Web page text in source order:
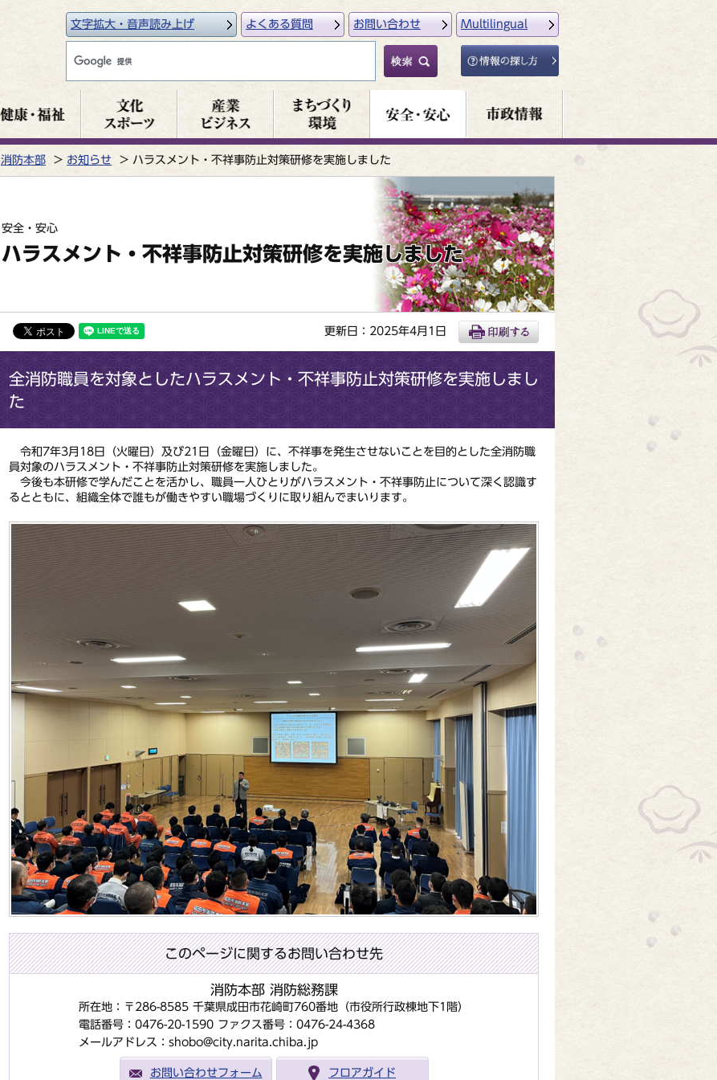
文字拡大・音声読み上げ よくある質問 お問い合わせ Multilingual
消防本部 お知らせ ハラスメント・不祥事防止対策研修を実施しました
安全・安心
ハラスメント・不祥事防止対策研修を実施しました
更新日：2025年4月1日
全消防職員を対象としたハラスメント・不祥事防止対策研修を実施しまし
た
令和7年3月18日（火曜日）及び21日（金曜日）に、不祥事を発生させないことを目的とした全消防職
員対象のハラスメント・不祥事防止対策研修を実施しました。
今後も本研修で学んだことを活かし、職員一人ひとりがハラスメント・不祥事防止について深く認識す
るとともに、組織全体で誰もが働きやすい職場づくりに取り組んでまいります。
このページに関するお問い合わせ先
消防本部 消防総務課
所在地：〒286-8585 千葉県成田市花崎町760番地（市役所行政棟地下1階）
電話番号：0476-20-1590 ファクス番号：0476-24-4368
メールアドレス：shobo@city.narita.chiba.jp
お問い合わせフォーム フロアガイド